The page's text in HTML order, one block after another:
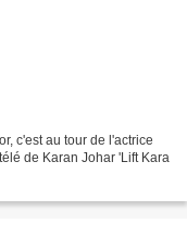
c'est au tour de l'actrice
de Karan Johar 'Lift Kara